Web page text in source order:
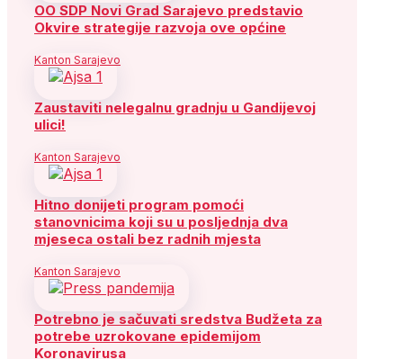
OO SDP Novi Grad Sarajevo predstavio
Okvire strategije razvoja ove općine
Kanton Sarajevo
Zaustaviti nelegalnu gradnju u Gandijevoj
ulici!
Kanton Sarajevo
Hitno donijeti program pomoći
stanovnicima koji su u posljednja dva
mjeseca ostali bez radnih mjesta
Kanton Sarajevo
Potrebno je sačuvati sredstva Budžeta za
potrebe uzrokovane epidemijom
Koronavirusa